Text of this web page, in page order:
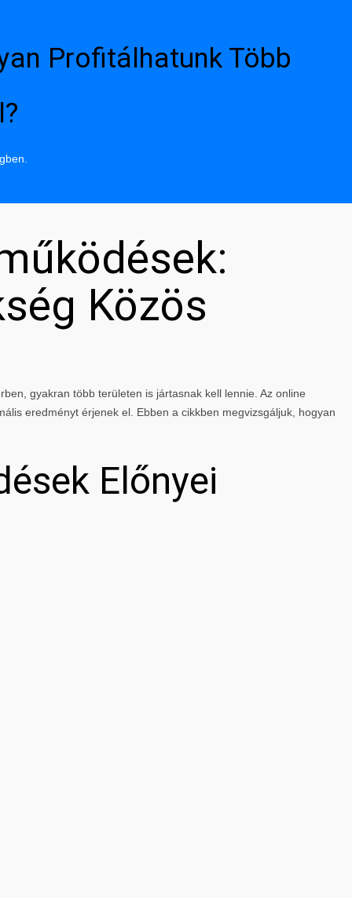
Profitálhatunk Több
Közös
gyakran több területen is jártasnak kell lennie. Az online
eredményt érjenek el. Ebben a cikkben megvizsgáljuk, hogyan
Előnyei